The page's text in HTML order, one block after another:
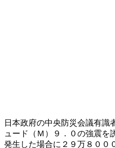
日本政府の中央防災会議有識
ュード（Ｍ）９．０の強震を
発生した場合に２９万８００